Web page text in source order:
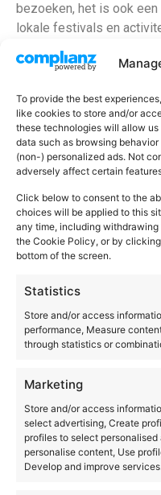
To provide the best
like cookies to store and/or
these technologies will allow
data such as browsing
(non-) personalized ads. Not
adversely affect certain
Click below to consent to the
choices will be applied to this
any time, including
the Cookie Policy, or by
bottom of the screen.
Statistics
Store and/or access
performance, Measure
through statistics or
Marketing
Store and/or access
select advertising, Create
profiles to select
personalise content, Use
Develop and improve
bezoeken, het is ook
lokale festivals en
populaire maand voor
de feestdagen en
Gemiddelde
Watertemperatuur:
Gemiddeld aantal
Gemiddelde UV
Bekijk
Januari Februari
Augustus
Weer
Juli
Augustus
November
Klimaat
Klimaat Curacao